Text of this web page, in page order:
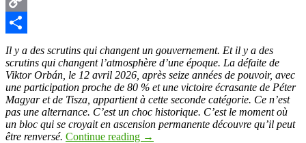
Copy
Link
Partager
Il y a des scrutins qui changent un gouvernement. Et il y a des
scrutins qui changent l’atmosphère d’une époque. La défaite de
Viktor Orbán, le 12 avril 2026, après seize années de pouvoir, avec
une participation proche de 80 % et une victoire écrasante de Péter
Magyar et de Tisza, appartient à cette seconde catégorie. Ce n’est
pas une alternance. C’est un choc historique. C’est le moment où
un bloc qui se croyait en ascension permanente découvre qu’il peut
être renversé. Continue reading →